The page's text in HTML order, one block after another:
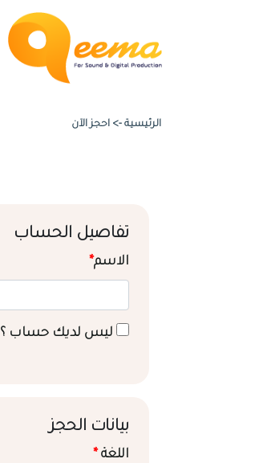
الرئيسية -> احجز الآن
تفاصيل الحساب
الاسم*
ليس لديك حساب ؟
بيانات الحجز
اللغة*